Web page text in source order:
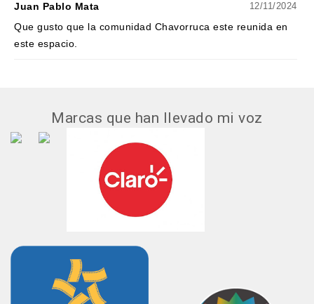
Juan Pablo Mata 12/11/2024
Que gusto que la comunidad Chavorruca este reunida en
este espacio.
Marcas que han llevado mi voz